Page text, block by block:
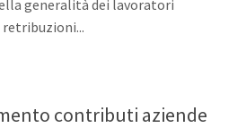
generalità dei lavoratori
contributi aziende